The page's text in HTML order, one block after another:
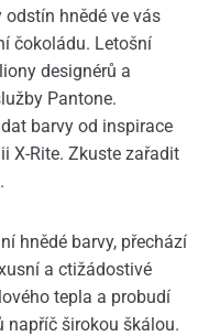
odstín hnědé ve vás
čokoládu. Letošní
designérů a
Pantone.
barvy od inspirace
X-Rite. Zkuste zařadit
hnědé barvy, přechází
a ctižádostivé
tepla a probudí
napříč širokou škálou.